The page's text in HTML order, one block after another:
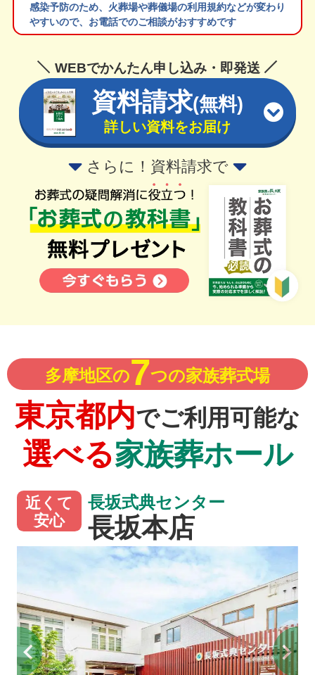
感染予防のため、火葬場や葬儀場の利用規約などが変わり
やすいので、お電話でのご相談がおすすめです
WEBでかんたん申し込み・即発送
資料請求(無料)
詳しい資料をお届け
さらに！資料請求で
多摩地区の7つの家族葬式場
東京都内でご利用可能な
選べる家族葬ホール
近くて
安心
長坂式典センター
長坂本店